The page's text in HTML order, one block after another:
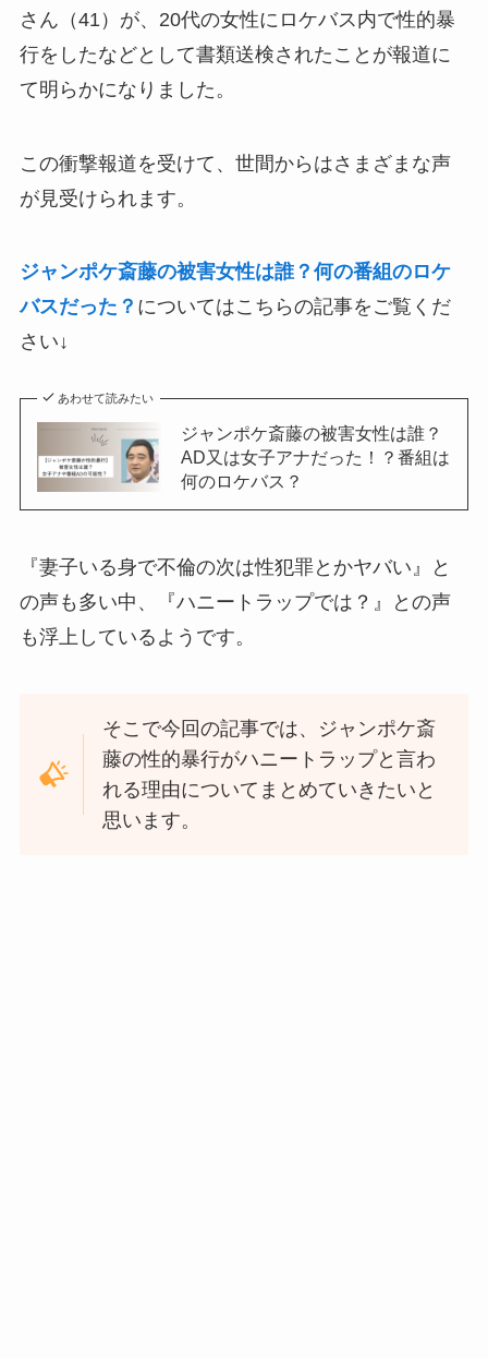
さん（41）が、20代の女性にロケバス内で性的暴
行をしたなどとして書類送検されたことが報道に
て明らかになりました。
この衝撃報道を受けて、世間からはさまざまな声
が見受けられます。
ジャンポケ斎藤の被害女性は誰？何の番組のロケ
バスだった？ についてはこちらの記事をご覧くだ
さい↓
あわせて読みたい
ジャンポケ斎藤の被害女性は誰？
AD又は女子アナだった！？番組は
何のロケバス？
『妻子いる身で不倫の次は性犯罪とかヤバい』と
の声も多い中、『ハニートラップでは？』との声
も浮上しているようです。
そこで今回の記事では、ジャンポケ斎
藤の性的暴行がハニートラップと言わ
れる理由についてまとめていきたいと
思います。